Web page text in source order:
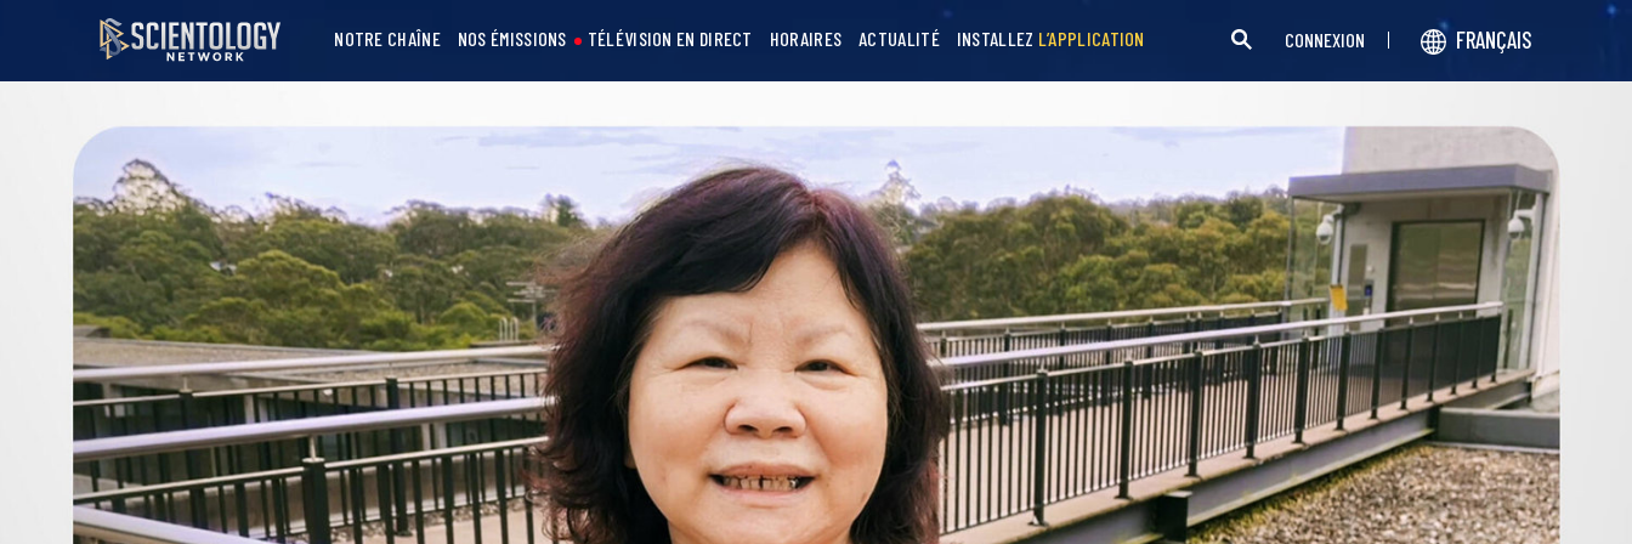
NOTRE CHAÎNE NOS ÉMISSIONS TÉLÉVISION EN DIRECT HORAIRES ACTUALITÉ INSTALLEZ L’APPLICATION CONNEXION FRANÇAIS